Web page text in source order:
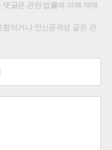
글은 관련 법률에 의해 제재
함되거나 인신공격성 글은 관